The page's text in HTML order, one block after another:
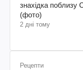
знахідка поблизу
(фото)
2 дні тому
Рецепти